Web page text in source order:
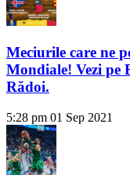
Meciurile care ne
Mondiale! Vezi pe
Rădoi.
5:28 pm 01 Sep 2021